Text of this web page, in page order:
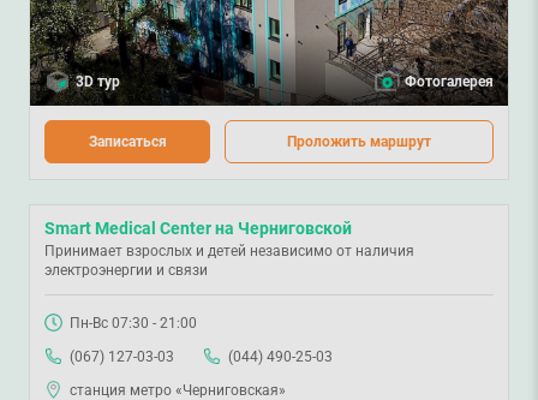
3D тур Фотогалерея
Записаться Проложить маршрут
Smart Medical Center на Черниговской
Принимает взрослых и детей независимо от наличия
электроэнергии и связи
Пн-Вс 07:30 - 21:00
(067) 127-03-03
(044) 490-25-03
станция метро «Черниговская»